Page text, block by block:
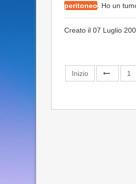
peritoneo . Ho un
Creato il 07 Luglio
Inizio 1